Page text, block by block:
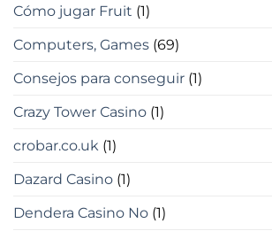
Cómo jugar Fruit (1)
Computers, Games (69)
Consejos para conseguir (1)
Crazy Tower Сasino (1)
crobar.co.uk (1)
Dazard Casino (1)
Dendera Casino No (1)